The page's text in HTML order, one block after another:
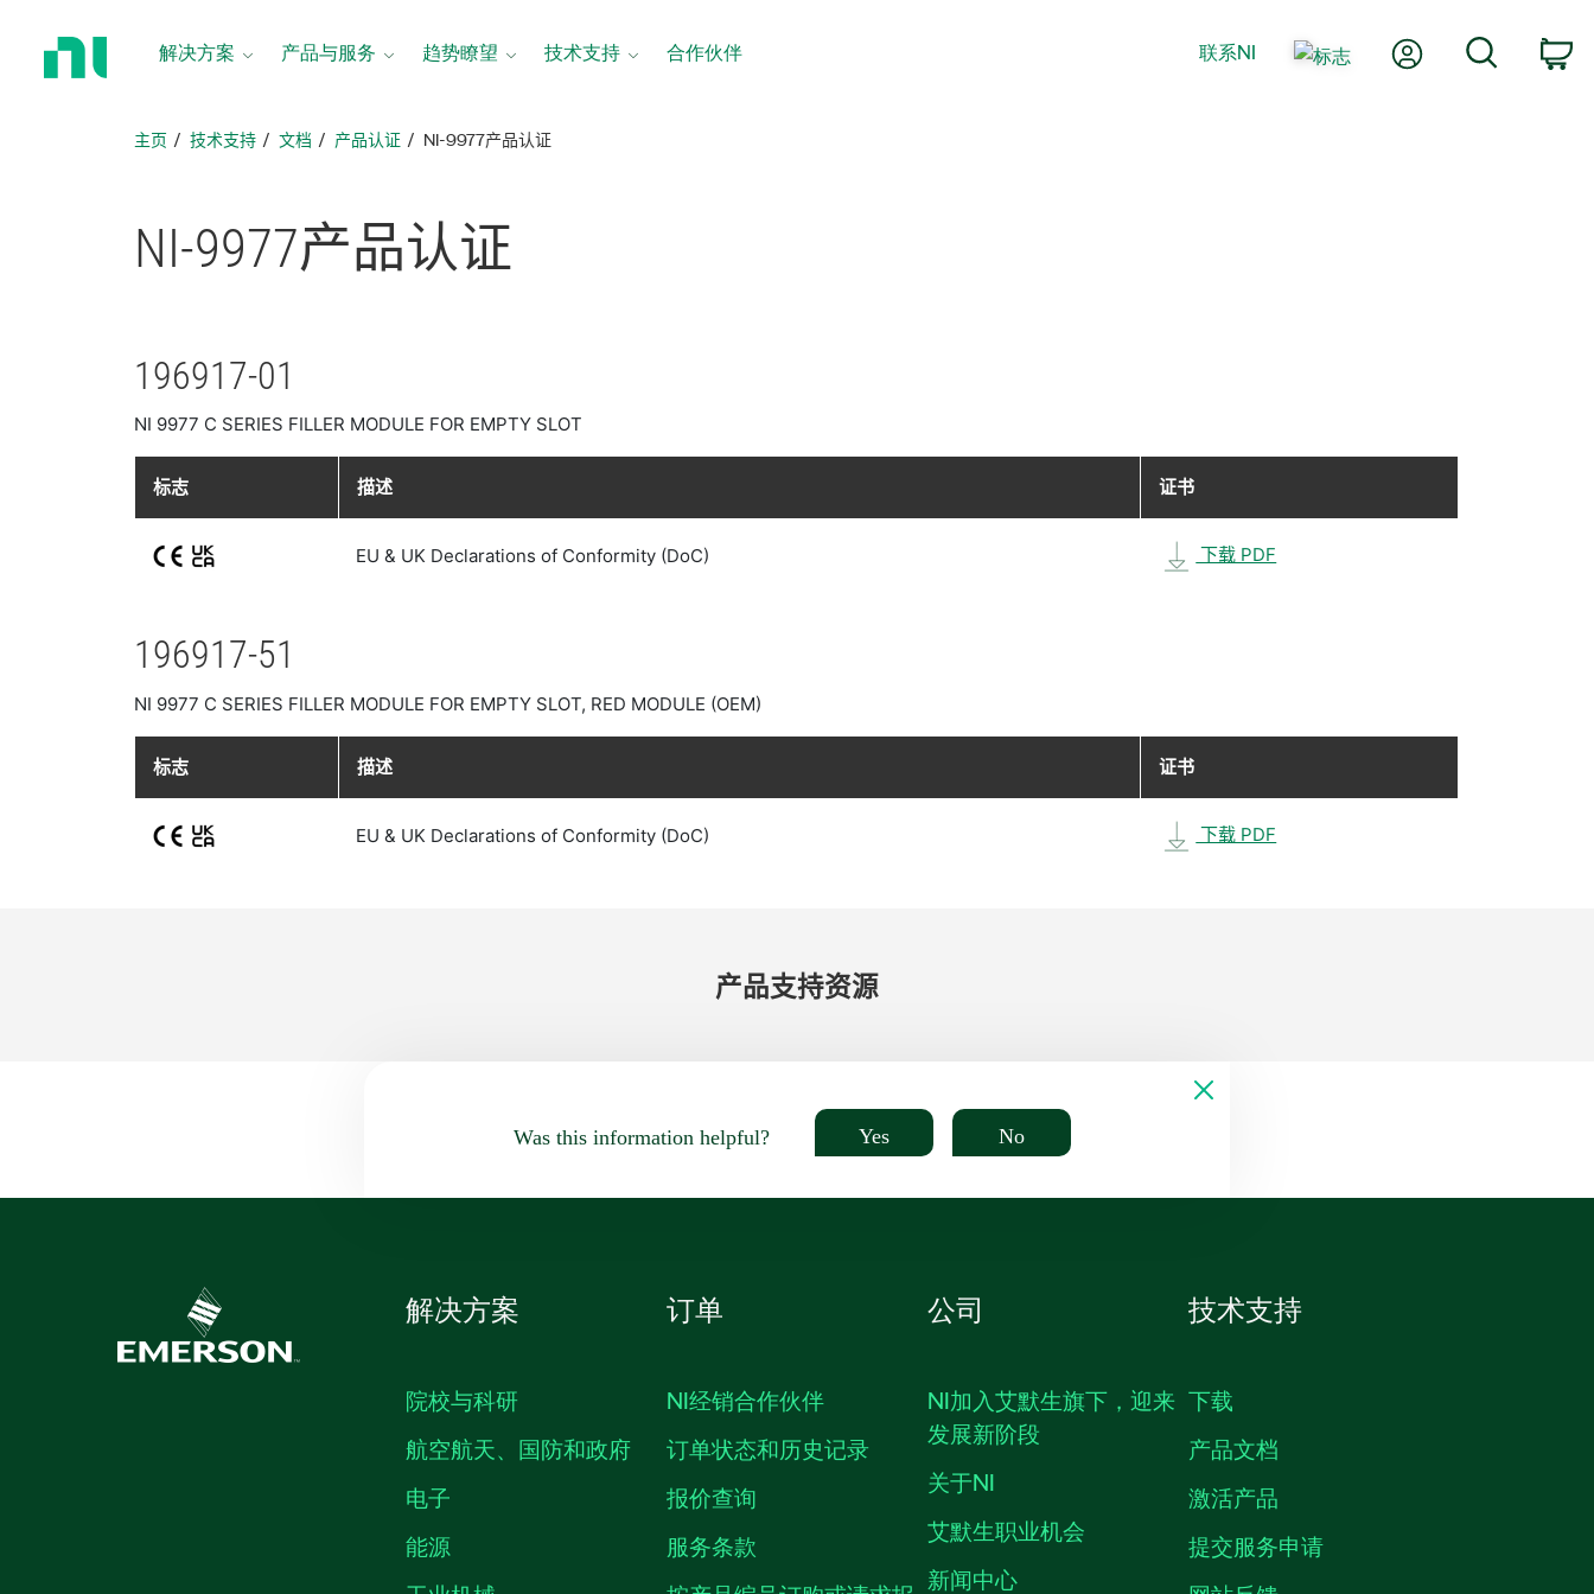
解决方案 产品与服务 趋势瞭望 技术支持 合作伙伴 联系NI 我的账户
主页 技术支持 文档 产品认证 NI-9977产品认证
NI-9977产品认证
196917-01
NI 9977 C SERIES FILLER MODULE FOR EMPTY SLOT
标志 描述 证书
EU & UK Declarations of Conformity (DoC) 下载 PDF
196917-51
NI 9977 C SERIES FILLER MODULE FOR EMPTY SLOT, RED MODULE (OEM)
标志 描述 证书
EU & UK Declarations of Conformity (DoC) 下载 PDF
产品​支持​资源
Was this information helpful? Yes No
解决方案
院校与科研
航空航天、国防和政府
电子
能源
订单
NI经销合作伙伴
订单状态和历史记录
报价查询
服务条款
公司
NI加入艾默生旗下，迎来
发展新阶段
关于NI
艾默生职业机会
新闻中心
技术支持
下载
产品文档
激活产品
提交服务申请